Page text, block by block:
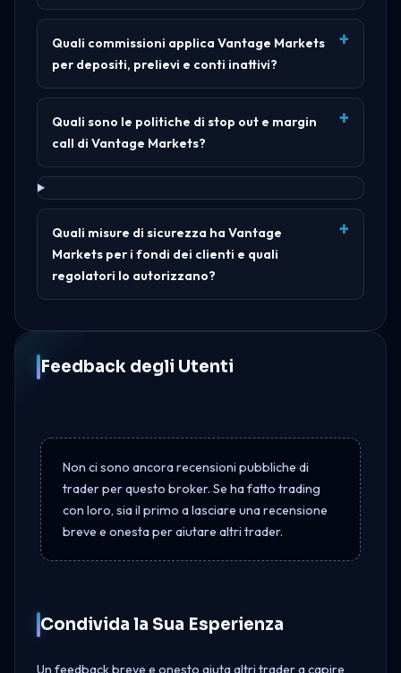
Quali commissioni applica Vantage Markets
per depositi, prelievi e conti inattivi?
Quali sono le politiche di stop out e margin
call di Vantage Markets?
Quali misure di sicurezza ha Vantage
Markets per i fondi dei clienti e quali
regolatori lo autorizzano?
Feedback degli Utenti
Non ci sono ancora recensioni pubbliche di
trader per questo broker. Se ha fatto trading
con loro, sia il primo a lasciare una recensione
breve e onesta per aiutare altri trader.
Condivida la Sua Esperienza
Un feedback breve e onesto aiuta altri trader a capire